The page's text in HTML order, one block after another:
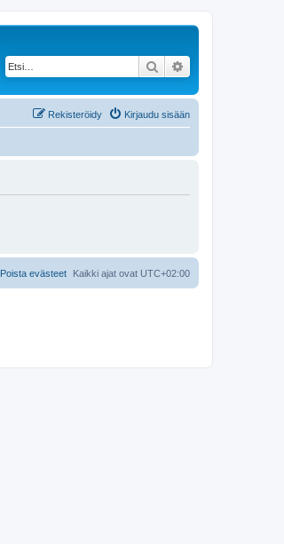
Etsi
Kirjaudu sisään
Rekisteröidy
Kaikki ajat ovat UTC+02:00
Poista evästeet